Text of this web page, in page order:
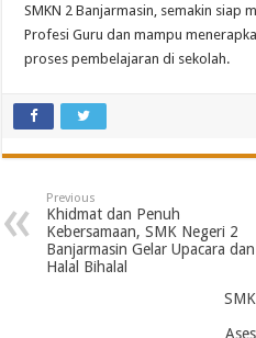
SMKN 2 Banjarmasin, semakin siap
Profesi Guru dan mampu
proses pembelajaran di sekolah.
Previous
Khidmat dan Penuh
Kebersamaan, SMK Negeri 2
Banjarmasin Gelar Upacara dan
Halal Bihalal